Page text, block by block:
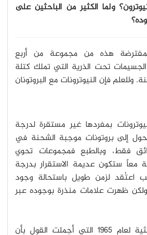
ولما الكثير من الباحثين على
هذه من مجموعة من أربع
تحت الذرية التي تملك كتلة
وللعلم فإن النيوترونات مع البروتونان
بمفردها غير مستقرة لدرجة
إلى بروتونات موجبة الشحنة في
فقط، وبالطبع فمجموعات تحوي
معاً ستكون عديمة الاستقرار بدرجة
اعتُقد لزمن طويل باستحالة وجود
ولكن ظهرت علامات منذرة بوجوده عبر
فمنذ الورقة البحثية لعام 1965 التي أجملت القول بأن